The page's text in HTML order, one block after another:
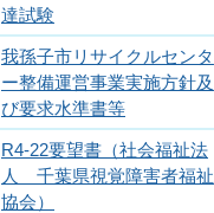
達試験
我孫子市リサイクルセンタ
ー整備運営事業実施方針及
び要求水準書等
R4-22要望書（社会福祉法
人 千葉県視覚障害者福祉
協会）